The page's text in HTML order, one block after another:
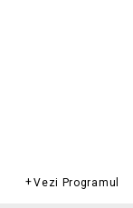
Vezi Programul